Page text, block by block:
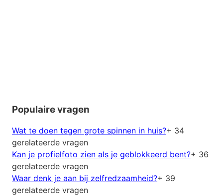
Populaire vragen
Wat te doen tegen grote spinnen in huis?+ 34
gerelateerde vragen
Kan je profielfoto zien als je geblokkeerd bent?+ 36
gerelateerde vragen
Waar denk je aan bij zelfredzaamheid?+ 39
gerelateerde vragen